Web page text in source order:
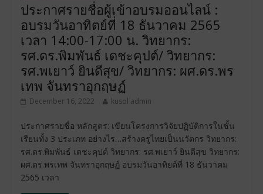
ประกาศรายชื่อผู้เข้าอบรมออนไลน์ :
อบรมวันอาทิตย์ที่ 18 ธันวาคม 2565
เวลา 14:00-17:00 น. วิทยากร:
รศ.ดร.พิมพันธ์ เดชะคุปต์/ วิทยากร:
รศ.พเยาว์ ยินดีสุข/ วิทยากร: ผศ.ดร.พร
เทพ จันทราอุกฤษฏ์
December 16, 2022 kusol admin
ประกาศรายชื่อ หลักสูตร: เขียนโครงการวิจัยปฏิบัติการในชั้น
เรียนทั้ง 3 ประเภท อย่างไร…สร้างครูไทยเป็นนวัตกร วิทยากร:
รศ.ดร.พิมพันธ์ เดชะคุปต์ วิทยากร: รศ.พเยาว์ ยินดีสุข วิทยากร:
ผศ.ดร.พรเทพ จันทราอุกฤษฏ์ อบรมวันอาทิยต์ที่ 18 ธันวาคม
2565 เวลา